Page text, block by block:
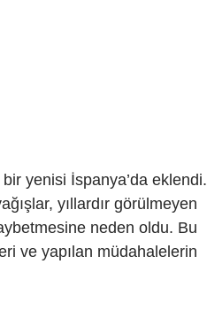
yenisi İspanya’da eklendi.
yıllardır görülmeyen
neden oldu. Bu
ve yapılan müdahalelerin